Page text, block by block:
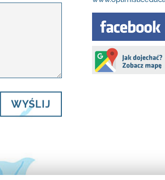
WYŚLIJ